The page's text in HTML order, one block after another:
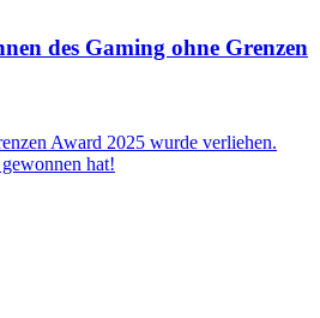
des Gaming ohne Grenzen
Award 2025 wurde verliehen.
hat!